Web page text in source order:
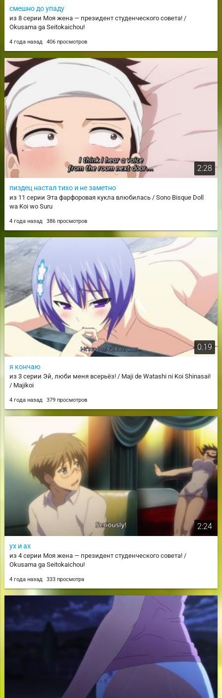
смешно до упаду
из 8 серии Моя жена — президент студенческого совета! /
Okusama ga Seitokaichou!
4 года назад 406 просмотров
2:28
пиздец настал тихо и не заметно
из 11 серии Эта фарфоровая кукла влюбилась / Sono Bisque Doll
wa Koi wo Suru
4 года назад 386 просмотров
0:19
я кончаю
из 3 серии Эй, люби меня всерьёз! / Maji de Watashi ni Koi Shinasai!
/ Majikoi
4 года назад 379 просмотров
2:24
ух и ах
из 4 серии Моя жена — президент студенческого совета! /
Okusama ga Seitokaichou!
4 года назад 333 просмотра